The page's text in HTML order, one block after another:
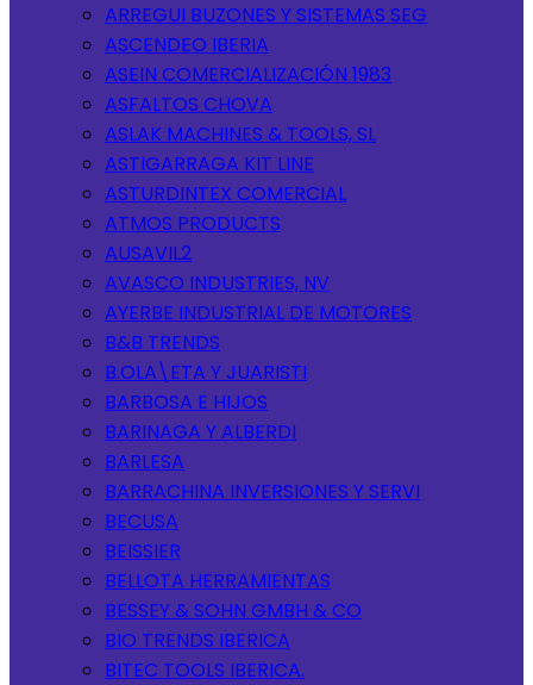
ARREGUI BUZONES Y SISTEMAS SEG
ASCENDEO IBERIA
ASEIN COMERCIALIZACIÓN 1983
ASFALTOS CHOVA
ASLAK MACHINES & TOOLS, SL
ASTIGARRAGA KIT LINE
ASTURDINTEX COMERCIAL
ATMOS PRODUCTS
AUSAVIL2
AVASCO INDUSTRIES, NV
AYERBE INDUSTRIAL DE MOTORES
B&B TRENDS
B.OLA\ETA Y JUARISTI
BARBOSA E HIJOS
BARINAGA Y ALBERDI
BARLESA
BARRACHINA INVERSIONES Y SERVI
BECUSA
BEISSIER
BELLOTA HERRAMIENTAS
BESSEY & SOHN GMBH & CO
BIO TRENDS IBERICA
BITEC TOOLS IBERICA.